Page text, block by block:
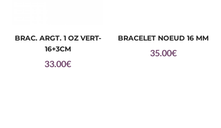
BRAC. ARGT. 1 OZ VERT-
16+3CM
33.00€
BRACELET NOEUD 16 MM
35.00€